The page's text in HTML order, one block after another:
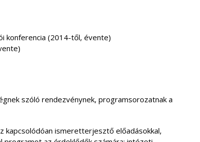
konferencia (2014-től, évente­)
szóló rendezvénynek, programsorozatnak a
kapcsolódóan ismeretterjesztő előadásokkal,